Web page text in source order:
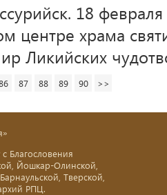
18
центре храма
Ликийских
87 88 89 90 >>
Благословения
Йошкар-Олинской,
Тверской,
РПЦ.